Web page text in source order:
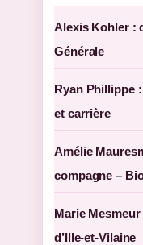
Alexis Kohler :
Générale
Ryan Phillippe
et carrière
Amélie
compagne –
Marie
d’Ille-et-Vilaine